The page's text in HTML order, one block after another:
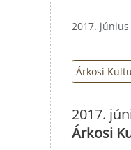
2017. június
Árkosi
2017.
Árkosi